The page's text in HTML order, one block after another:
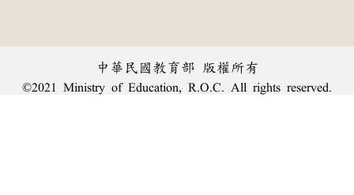
中華民國教育部 版權所有
©2021 Ministry of Education, R.O.C. All rights reserved.